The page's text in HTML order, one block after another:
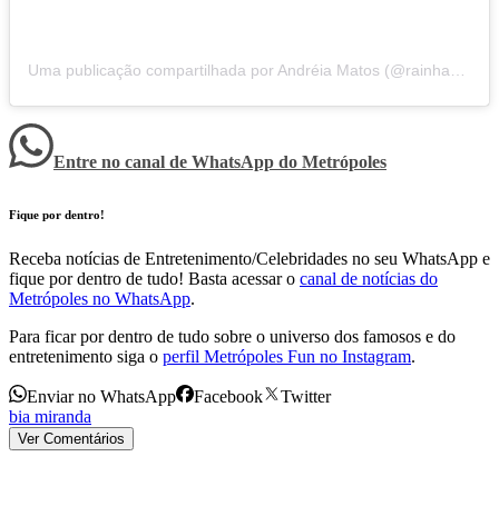
Entre no canal de WhatsApp do Metrópoles
Fique por dentro!
Receba notícias de Entretenimento/Celebridades no seu WhatsApp e
fique por dentro de tudo! Basta acessar o canal de notícias do
Metrópoles no WhatsApp.
Para ficar por dentro de tudo sobre o universo dos famosos e do
entretenimento siga o perfil Metrópoles Fun no Instagram.
Enviar no WhatsApp Facebook
Twitter
bia miranda
Ver Comentários